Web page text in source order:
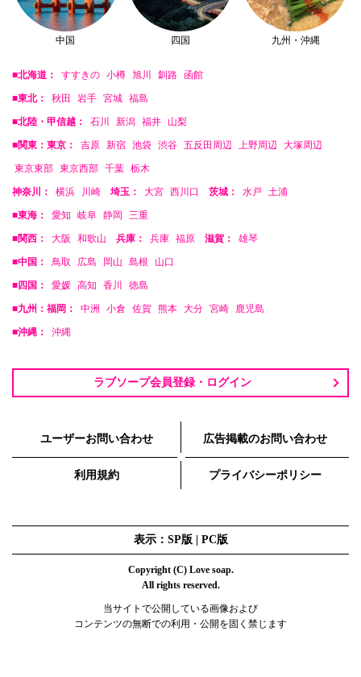
中国 四国 九州・沖縄
■北海道： すすきの 小樽 旭川 釧路 函館
■東北： 秋田 岩手 宮城 福島
■北陸・甲信越： 石川 新潟 福井 山梨
■関東：東京： 吉原 新宿 池袋 渋谷 五反田周辺 上野周辺 大塚周辺
東京東部 東京西部 千葉 栃木
神奈川： 横浜 川崎 埼玉： 大宮 西川口 茨城： 水戸 土浦
■東海： 愛知 岐阜 静岡 三重
■関西： 大阪 和歌山 兵庫： 兵庫 福原 滋賀： 雄琴
■中国： 鳥取 広島 岡山 島根 山口
■四国： 愛媛 高知 香川 徳島
■九州：福岡： 中洲 小倉 佐賀 熊本 大分 宮崎 鹿児島
■沖縄： 沖縄
ラブソープ会員登録・ログイン
ユーザーお問い合わせ 広告掲載のお問い合わせ
利用規約 プライバシーポリシー
表示：SP版 | PC版
Copyright (C) Love soap.
All rights reserved.
当サイトで公開している画像および
コンテンツの無断での利用・公開を固く禁じます